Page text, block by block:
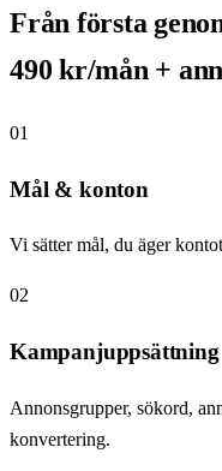
Från första
490 kr/mån +
01
Mål & konton
Vi sätter mål, du äger
02
Kampanjuppsättning
Annonsgrupper, sökord,
konvertering.